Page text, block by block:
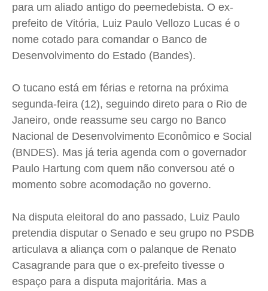
Economia
Cultura
Colunas
Gustavo Bastos
Jr Mignone (in memorian)
Wanda Sily
Publicidade Legal
Quem Somos
Expediente
Contato
Anuncie
Economia
Cultura
Colunas
Gustavo Bastos
Jr Mignone (in memorian)
Wanda Sily
Publicidade Legal
Quem Somos
Expediente
Contato
Anuncie
Economia
Cultura
Colunas
Gustavo Bastos
Jr Mignone (in memorian)
Wanda Sily
Publicidade Legal
Quem Somos
Expediente
Contato
Anuncie
Economia
Cultura
Colunas
Gustavo Bastos
Jr Mignone (in memorian)
Wanda Sily
Publicidade Legal
Quem Somos
Expediente
Contato
Anuncie
para um aliado antigo do peemedebista. O ex-
prefeito de Vitória, Luiz Paulo Vellozo Lucas é o
nome cotado para comandar o Banco de
Desenvolvimento do Estado (Bandes).
O tucano está em férias e retorna na próxima
segunda-feira (12), seguindo direto para o Rio de
Janeiro, onde reassume seu cargo no Banco
Nacional de Desenvolvimento Econômico e Social
(BNDES). Mas já teria agenda com o governador
Paulo Hartung com quem não conversou até o
momento sobre acomodação no governo.
Na disputa eleitoral do ano passado, Luiz Paulo
pretendia disputar o Senado e seu grupo no PSDB
articulava a aliança com o palanque de Renato
Casagrande para que o ex-prefeito tivesse o
espaço para a disputa majoritária. Mas a